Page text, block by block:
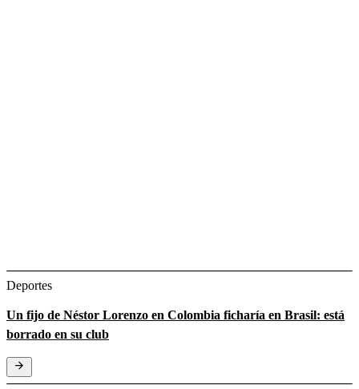
Deportes
Un fijo de Néstor Lorenzo en Colombia ficharía en Brasil: está
borrado en su club